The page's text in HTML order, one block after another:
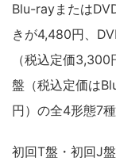
Blu-rayまたは
きが4,480円、
（税込定価
盤（税込定価は
円）の全4形態7種
初回T盤・初回J